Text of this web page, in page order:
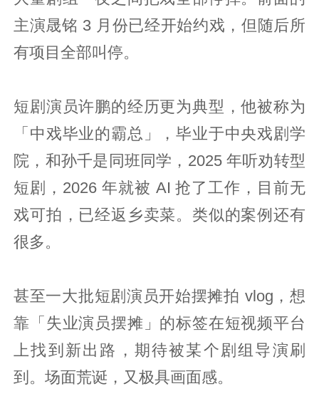
主演晟铭 3 月份已经开始约戏，但随后所
有项目全部叫停。
短剧演员许鹏的经历更为典型，他被称为
「中戏毕业的霸总」，毕业于中央戏剧学
院，和孙千是同班同学，2025 年听劝转型
短剧，2026 年就被 AI 抢了工作，目前无
戏可拍，已经返乡卖菜。类似的案例还有
很多。
甚至一大批短剧演员开始摆摊拍 vlog，想
靠「失业演员摆摊」的标签在短视频平台
上找到新出路，期待被某个剧组导演刷
到。场面荒诞，又极具画面感。